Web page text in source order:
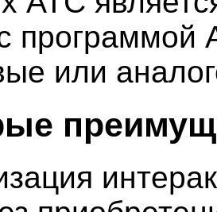
программой
или